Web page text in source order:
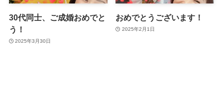
30代同士、ご成婚おめでと
う！
2025年3月30日
おめでとうございます！
2025年2月1日